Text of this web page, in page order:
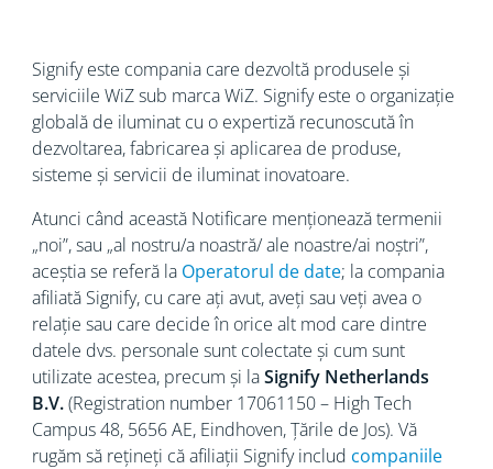
Signify este compania care dezvoltă produsele și
serviciile WiZ sub marca WiZ. Signify este o organizație
globală de iluminat cu o expertiză recunoscută în
dezvoltarea, fabricarea și aplicarea de produse,
sisteme și servicii de iluminat inovatoare.
Atunci când această Notificare menționează termenii
„noi”, sau „al nostru/a noastră/ ale noastre/ai noștri”,
aceștia se referă la Operatorul de date; la compania
afiliată Signify, cu care ați avut, aveți sau veți avea o
relație sau care decide în orice alt mod care dintre
datele dvs. personale sunt colectate și cum sunt
utilizate acestea, precum și laSignify Netherlands
B.V.(Registration number 17061150 – High Tech
Campus 48, 5656AE, Eindhoven, Țările de Jos). Vă
rugăm să rețineți că afiliații Signify includ companiile